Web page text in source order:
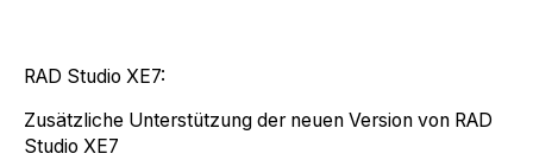
RAD Studio XE7:
Zusätzliche Unterstützung der neuen Version von RAD
Studio XE7